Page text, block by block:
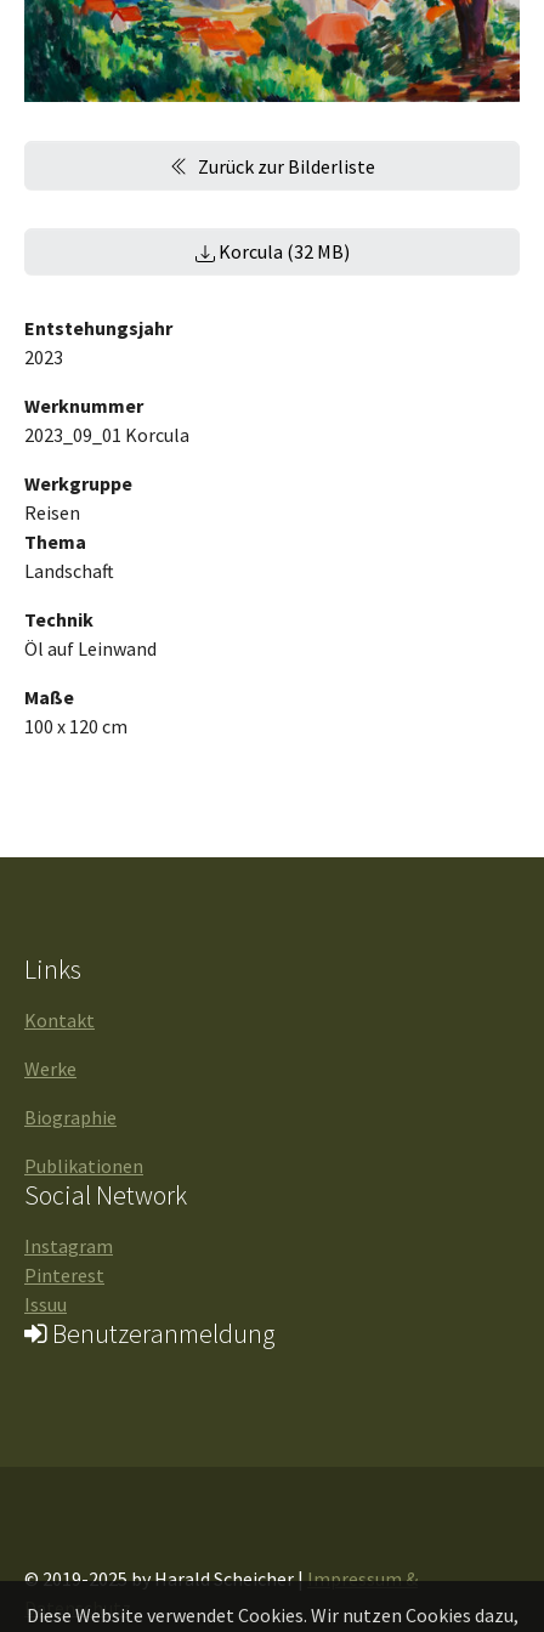
Diese Website verwendet Cookies. Wir nutzen Cookies dazu,
Zurück zur Bilderliste
Korcula (32 MB)
Entstehungsjahr
2023
Werknummer
2023_09_01 Korcula
Werkgruppe
Reisen
Thema
Landschaft
Technik
Öl auf Leinwand
Maße
100 x 120 cm
Links
Kontakt
Werke
Biographie
Publikationen
Social Network
Instagram
Pinterest
Issuu
Benutzeranmeldung
© 2019-2025 by Harald Scheicher |Impressum &
Datenschutz